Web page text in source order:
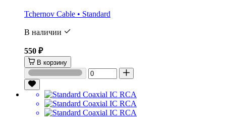
Tchernov Cable • Standard
В наличии
550 ₽
В корзину